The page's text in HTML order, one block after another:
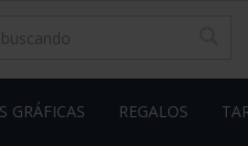
GRÁFICAS REGALOS